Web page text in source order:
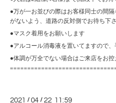
●万が一お並びの際はお客様同士の間
がないよう、道路の反対側でお待ち下
●マスク着用をお願いします
●アルコール消毒液を置いてますので
●体調が万全でない場合はご来店をお
2021 /04 / 22 11:59